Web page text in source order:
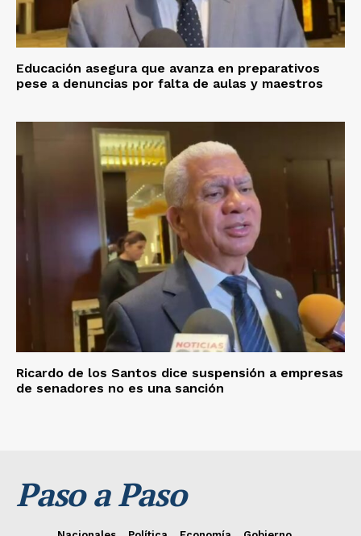
Educación asegura que avanza en preparativos
pese a denuncias por falta de aulas y maestros
Ricardo de los Santos dice suspensión a empresas
de senadores no es una sanción
Paso a Paso